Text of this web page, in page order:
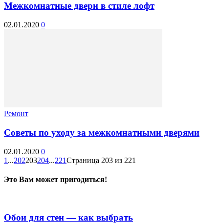
Межкомнатные двери в стиле лофт
02.01.2020 0
Ремонт
Советы по уходу за межкомнатными дверями
02.01.2020 0
1 ...202203204...221Страница 203 из 221
Это Вам может пригодиться!
Обои для стен — как выбрать